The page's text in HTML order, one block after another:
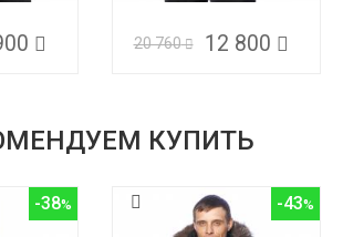
20 760 12 800
КУПИТЬ
-38 -43